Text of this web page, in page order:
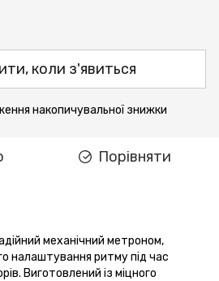
коли з'явиться
накопичувальної знижки
Порівняти
механічний метроном,
налаштування ритму під час
Виготовлений із міцного